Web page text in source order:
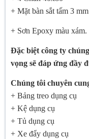
+ Mặt bàn sắt tấm 3 mm
+ Sơn Epoxy màu xám.
Đặc biệt công ty
vọng sẽ đáp ứng đầy
Chúng tôi chuyên
+ Bảng treo dụng cụ
+ Kệ dụng cụ
+ Tủ dụng cụ
+ Xe đẩy dụng cụ